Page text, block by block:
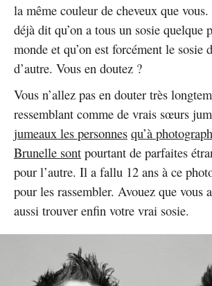
la même couleur de cheveux que
déjà dit qu’on a tous un sosie quelque
monde et qu’on est forcément le sosie
d’autre. Vous en doutez ?
Vous n’allez pas en douter très
ressemblant comme de vrais sœurs
jumeaux les personnes qu’à
Brunelle sont pourtant de parfaites
pour l’autre. Il a fallu 12 ans à ce
pour les rassembler. Avouez que vous
aussi trouver enfin votre vrai sosie.